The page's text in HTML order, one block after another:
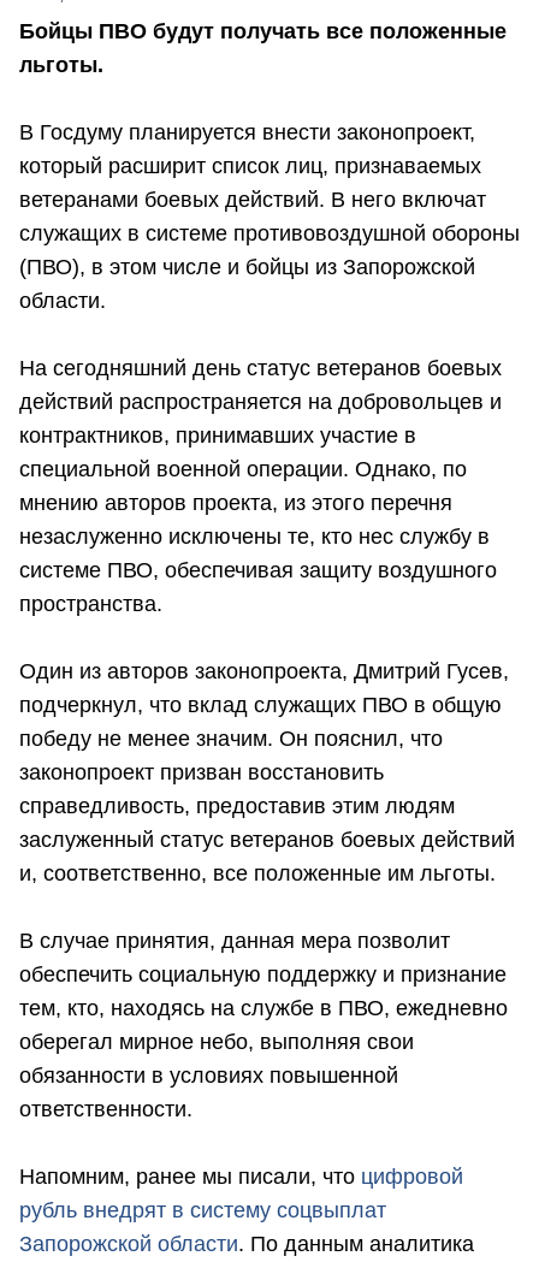
Бойцы ПВО будут получать все положенные
льготы.
В Госдуму планируется внести законопроект,
который расширит список лиц, признаваемых
ветеранами боевых действий. В него включат
служащих в системе противовоздушной обороны
(ПВО), в этом числе и бойцы из Запорожской
области.
На сегодняшний день статус ветеранов боевых
действий распространяется на добровольцев и
контрактников, принимавших участие в
специальной военной операции. Однако, по
мнению авторов проекта, из этого перечня
незаслуженно исключены те, кто нес службу в
системе ПВО, обеспечивая защиту воздушного
пространства.
Один из авторов законопроекта, Дмитрий Гусев,
подчеркнул, что вклад служащих ПВО в общую
победу не менее значим. Он пояснил, что
законопроект призван восстановить
справедливость, предоставив этим людям
заслуженный статус ветеранов боевых действий
и, соответственно, все положенные им льготы.
В случае принятия, данная мера позволит
обеспечить социальную поддержку и признание
тем, кто, находясь на службе в ПВО, ежедневно
оберегал мирное небо, выполняя свои
обязанности в условиях повышенной
ответственности.
Напомним, ранее мы писали, что цифровой
рубль внедрят в систему соцвыплат
Запорожской области. По данным аналитика